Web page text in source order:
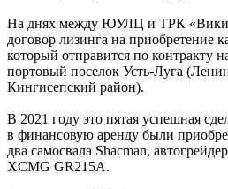
На днях между ЮУЛЦ и ТРК
договор лизинга на приобретение
который отправится по контракту
портовый поселок Усть-Луга
Кингисепский район).
В 2021 году это пятая успешная
в финансовую аренду были
два самосвала Shacman,
XCMG GR215A.